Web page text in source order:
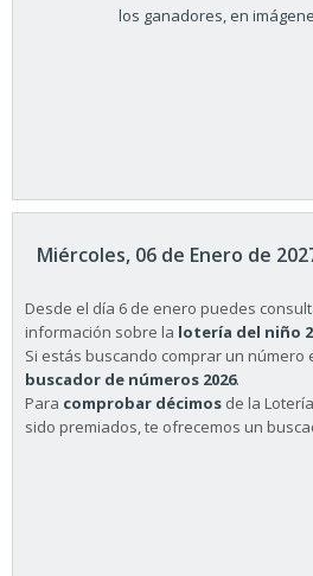
los ganadores, en
Miércoles, 06 de Enero de
Desde el día 6 de enero puedes
información sobre la lotería del niño
Si estás buscando comprar un número
buscador de números 2026.
Para comprobar décimos de la
sido premiados, te ofrecemos un